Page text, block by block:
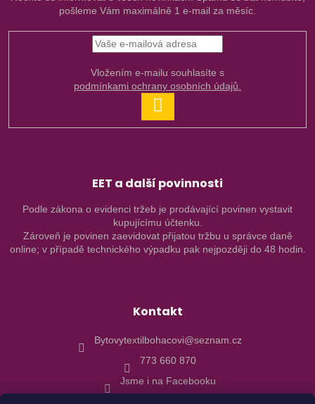
pošleme Vám maximálně 1 e-mail za měsíc.
podmínkami ochrany osobních údajů.
SE
EET a další povinnosti
Podle zákona o evidenci tržeb je prodávající povinen vystavit
kupujícímu účtenku.
Zároveň je povinen zaevidovat přijatou tržbu u správce daně
online; v případě technického výpadku pak nejpozději do 48 hodin.
Kontakt
Bytovytextilbohacovi@seznam.cz
773 660 870
Jsme i na Facebooku